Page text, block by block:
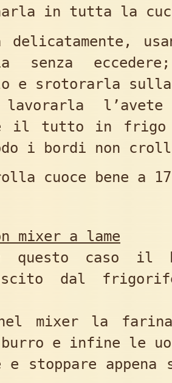
in tutta la
delicatamente,
senza
e srotorarla
l’avete
il tutto in frigo
i bordi non
cuoce bene a
mixer a lame
questo caso il
uscito dal
nel mixer la
e infine le
e stoppare